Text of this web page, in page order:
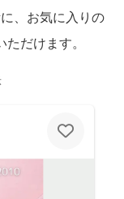
、お気に入りの
だけます。